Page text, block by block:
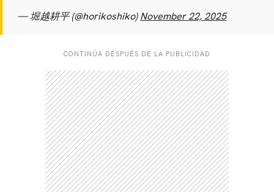
— 堀越耕平 (@horikoshiko)November 22, 2025
CONTINÚA DESPUÉS DE LA PUBLICIDAD
CARREGANDO PUBLICIDADE